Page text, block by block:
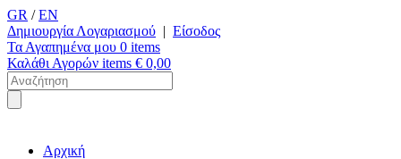
GR /EN
Δημιουργία Λογαριασμού | Είσοδος
Τα Αγαπημένα μου 0 items
Καλάθι Αγορών items € 0,00
Αρχική